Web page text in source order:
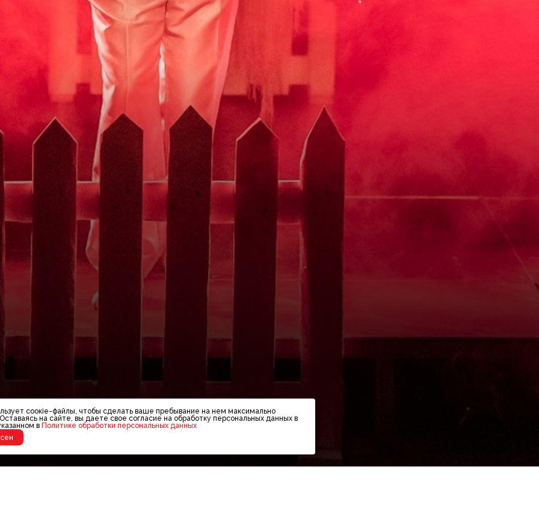
соокіе-файлы, чтобы сделать ваше пребывание на нем максимально
на сайте, вы даете свое согласие на обработку персональных данных в
в Политике обработки персональных данных